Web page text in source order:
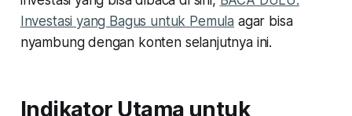
Investasi yang Bagus untuk Pemula agar bisa
nyambung dengan konten selanjutnya ini.
Indikator Utama untuk